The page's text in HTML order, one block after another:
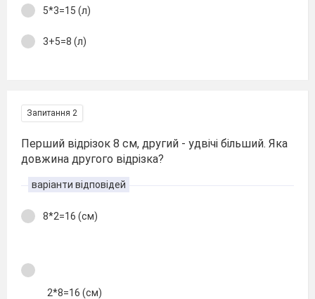
5*3=15 (л)
3+5=8 (л)
Запитання 2
Перший відрізок 8 см, другий - удвічі більший. Яка
довжина другого відрізка?
варіанти відповідей
8*2=16 (см)
2*8=16 (см)